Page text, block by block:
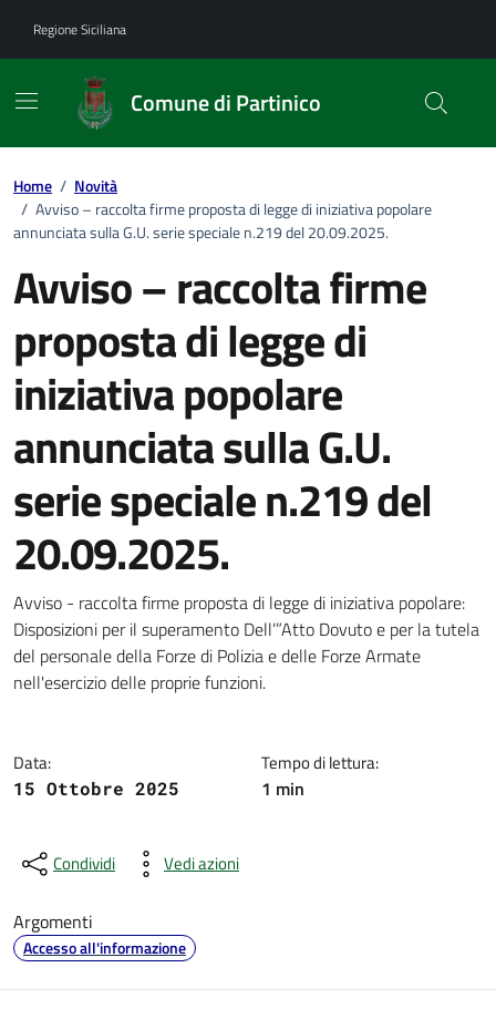
Regione Siciliana
Comune di Partinico
Home / Novità
/ Avviso – raccolta firme proposta di legge di iniziativa popolare
annunciata sulla G.U. serie speciale n.219 del 20.09.2025.
Avviso – raccolta firme
proposta di legge di
iniziativa popolare
annunciata sulla G.U.
serie speciale n.219 del
20.09.2025.
Dettagli della notizia
Avviso - raccolta firme proposta di legge di iniziativa popolare:
Disposizioni per il superamento Dell’”Atto Dovuto e per la tutela
del personale della Forze di Polizia e delle Forze Armate
nell'esercizio delle proprie funzioni.
Data:
15 Ottobre 2025
Tempo di lettura:
1 min
Condividi Vedi azioni
Argomenti
Accesso all'informazione